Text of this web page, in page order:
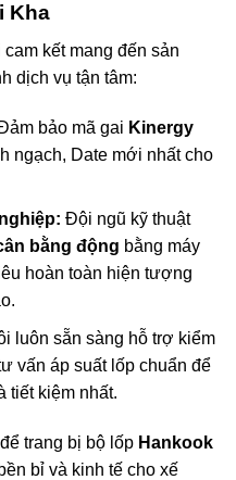
Kha
cam kết mang đến sản
dịch vụ tận tâm:
bảo mã gai Kinergy
ngạch, Date mới nhất cho
Đội ngũ kỹ thuật
bằng động bằng máy
hoàn toàn hiện tượng
luôn sẵn sàng hỗ trợ kiểm
vấn áp suất lốp chuẩn để
tiết kiệm nhất.
để trang bị bộ lốp Hankook
bỉ và kinh tế cho xế